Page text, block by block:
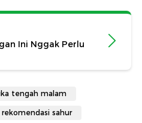
Ini Nggak Perlu
tengah malam
rekomendasi sahur